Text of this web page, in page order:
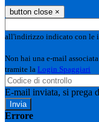
button close ×
all'indirizzo indicato con le
Non hai una e-mail
tramite la Login Spaggiari
E-mail inviata, si prega
Errore